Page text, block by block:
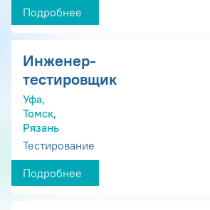
Подробнее
Инженер-
тестировщик
Уфа,
Томск,
Рязань
Тестирование
Подробнее